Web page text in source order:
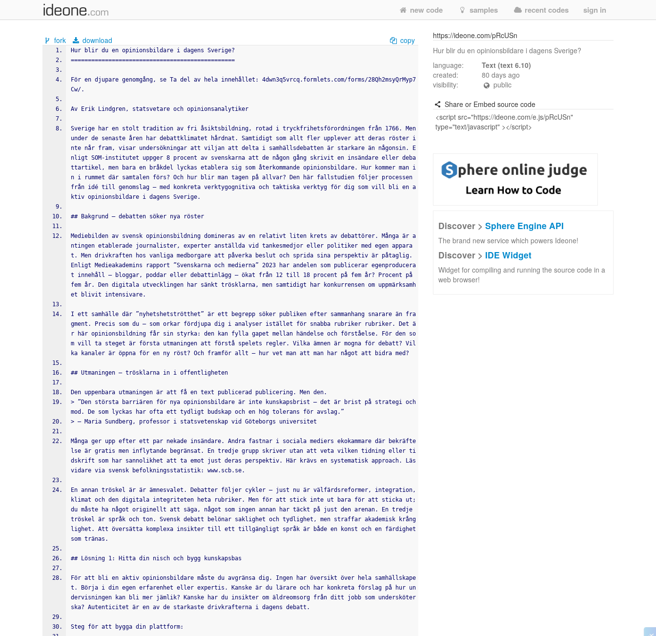
new code samples recent codes sign in
fork download copy
Hur blir du en opinionsbildare i dagens Sverige?
================================================
För en djupare genomgång, se Ta del av hela innehållet: 4dwn3q5vrcq.formlets.com/forms/28Qh2msyQrMyp7
Cw/.
Av Erik Lindgren, statsvetare och opinionsanalytiker
Sverige har en stolt tradition av fri åsiktsbildning, rotad i tryckfrihetsförordningen från 1766. Men
under de senaste åren har debattklimatet hårdnat. Samtidigt som allt fler upplever att deras röster i
nte når fram, visar undersökningar att viljan att delta i samhällsdebatten är starkare än någonsin. E
nligt SOM-institutet uppger 8 procent av svenskarna att de någon gång skrivit en insändare eller deba
ttartikel, men bara en bråkdel lyckas etablera sig som återkommande opinionsbildare. Hur kommer man i
n i rummet där samtalen förs? Och hur blir man tagen på allvar? Den här fallstudien följer processen
från idé till genomslag – med konkreta verktygognitiva och taktiska verktyg för dig som vill bli en a
ktiv opinionsbildare i dagens Sverige.
## Bakgrund – debatten söker nya röster
Mediebilden av svensk opinionsbildning domineras av en relativt liten krets av debattörer. Många är a
ntingen etablerade journalister, experter anställda vid tankesmedjor eller politiker med egen appara
t. Men drivkraften hos vanliga medborgare att påverka beslut och sprida sina perspektiv är påtaglig.
Enligt Medieakademins rapport ”Svenskarna och medierna” 2023 har andelen som publicerar egenproducera
t innehåll – bloggar, poddar eller debattinlägg – ökat från 12 till 18 procent på fem år? Procent på
fem år. Den digitala utvecklingen har sänkt trösklarna, men samtidigt har konkurrensen om uppmärksamh
et blivit intensivare.
I ett samhälle där ”nyhetshetströtthet” är ett begrepp söker publiken efter sammanhang snarare än fra
gment. Precis som du – som orkar fördjupa dig i analyser istället för snabba rubriker rubriker. Det ä
r här opinionsbildning får sin styrka: den kan fylla gapet mellan händelse och förståelse. För den so
m vill ta steget är första utmaningen att förstå spelets regler. Vilka ämnen är mogna för debatt? Vil
ka kanaler är öppna för en ny röst? Och framför allt – hur vet man att man har något att bidra med?
## Utmaningen – trösklarna in i offentligheten
Den uppenbara utmaningen är att få en text publicerad publicering. Men den.
> ”Den största barriären för nya opinionsbildare är inte kunskapsbrist – det är brist på strategi och
mod. De som lyckas har ofta ett tydligt budskap och en hög tolerans för avslag.”
> – Maria Sundberg, professor i statsvetenskap vid Göteborgs universitet
Många ger upp efter ett par nekade insändare. Andra fastnar i sociala mediers ekokammare där bekräfte
lse är gratis men inflytande begränsat. En tredje grupp skriver utan att veta vilken tidning eller ti
dskrift som har sannolikhet att ta emot just deras perspektiv. Här krävs en systematisk approach. Läs
vidare via svensk befolkningsstatistik: www.scb.se.
En annan tröskel är är ämnesvalet. Debatter följer cykler – just nu är välfärdsreformer, integration,
klimat och den digitala integriteten heta rubriker. Men för att stick inte ut bara för att sticka ut;
du måste ha något originellt att säga, något som ingen annan har täckt på just den arenan. En tredje
tröskel är språk och ton. Svensk debatt belönar saklighet och tydlighet, men straffar akademisk krång
lighet. Att översätta komplexa insikter till ett tillgängligt språk är både en konst och en färdighet
som tränas.
## Lösning 1: Hitta din nisch och bygg kunskapsbas
För att bli en aktiv opinionsbildare måste du avgränsa dig. Ingen har översikt över hela samhällskape
t. Börja i din egen erfarenhet eller expertis. Kanske är du lärare och har konkreta förslag på hur un
dervisningen kan bli mer jämlik? Kanske har du insikter om äldreomsorg från ditt jobb som undersköter
ska? Autenticitet är en av de starkaste drivkrafterna i dagens debatt.
Steg för att bygga din plattform:
https://ideone.com/pRcUSn
Hur blir du en opinionsbildare i dagens Sverige?
language:
Text (text 6.10)
created:
80 days ago
visibility:
public
Share or Embed source code
Discover > Sphere Engine API
The brand new service which powers Ideone!
Discover > IDE Widget
Widget for compiling and running the source code in a
web browser!